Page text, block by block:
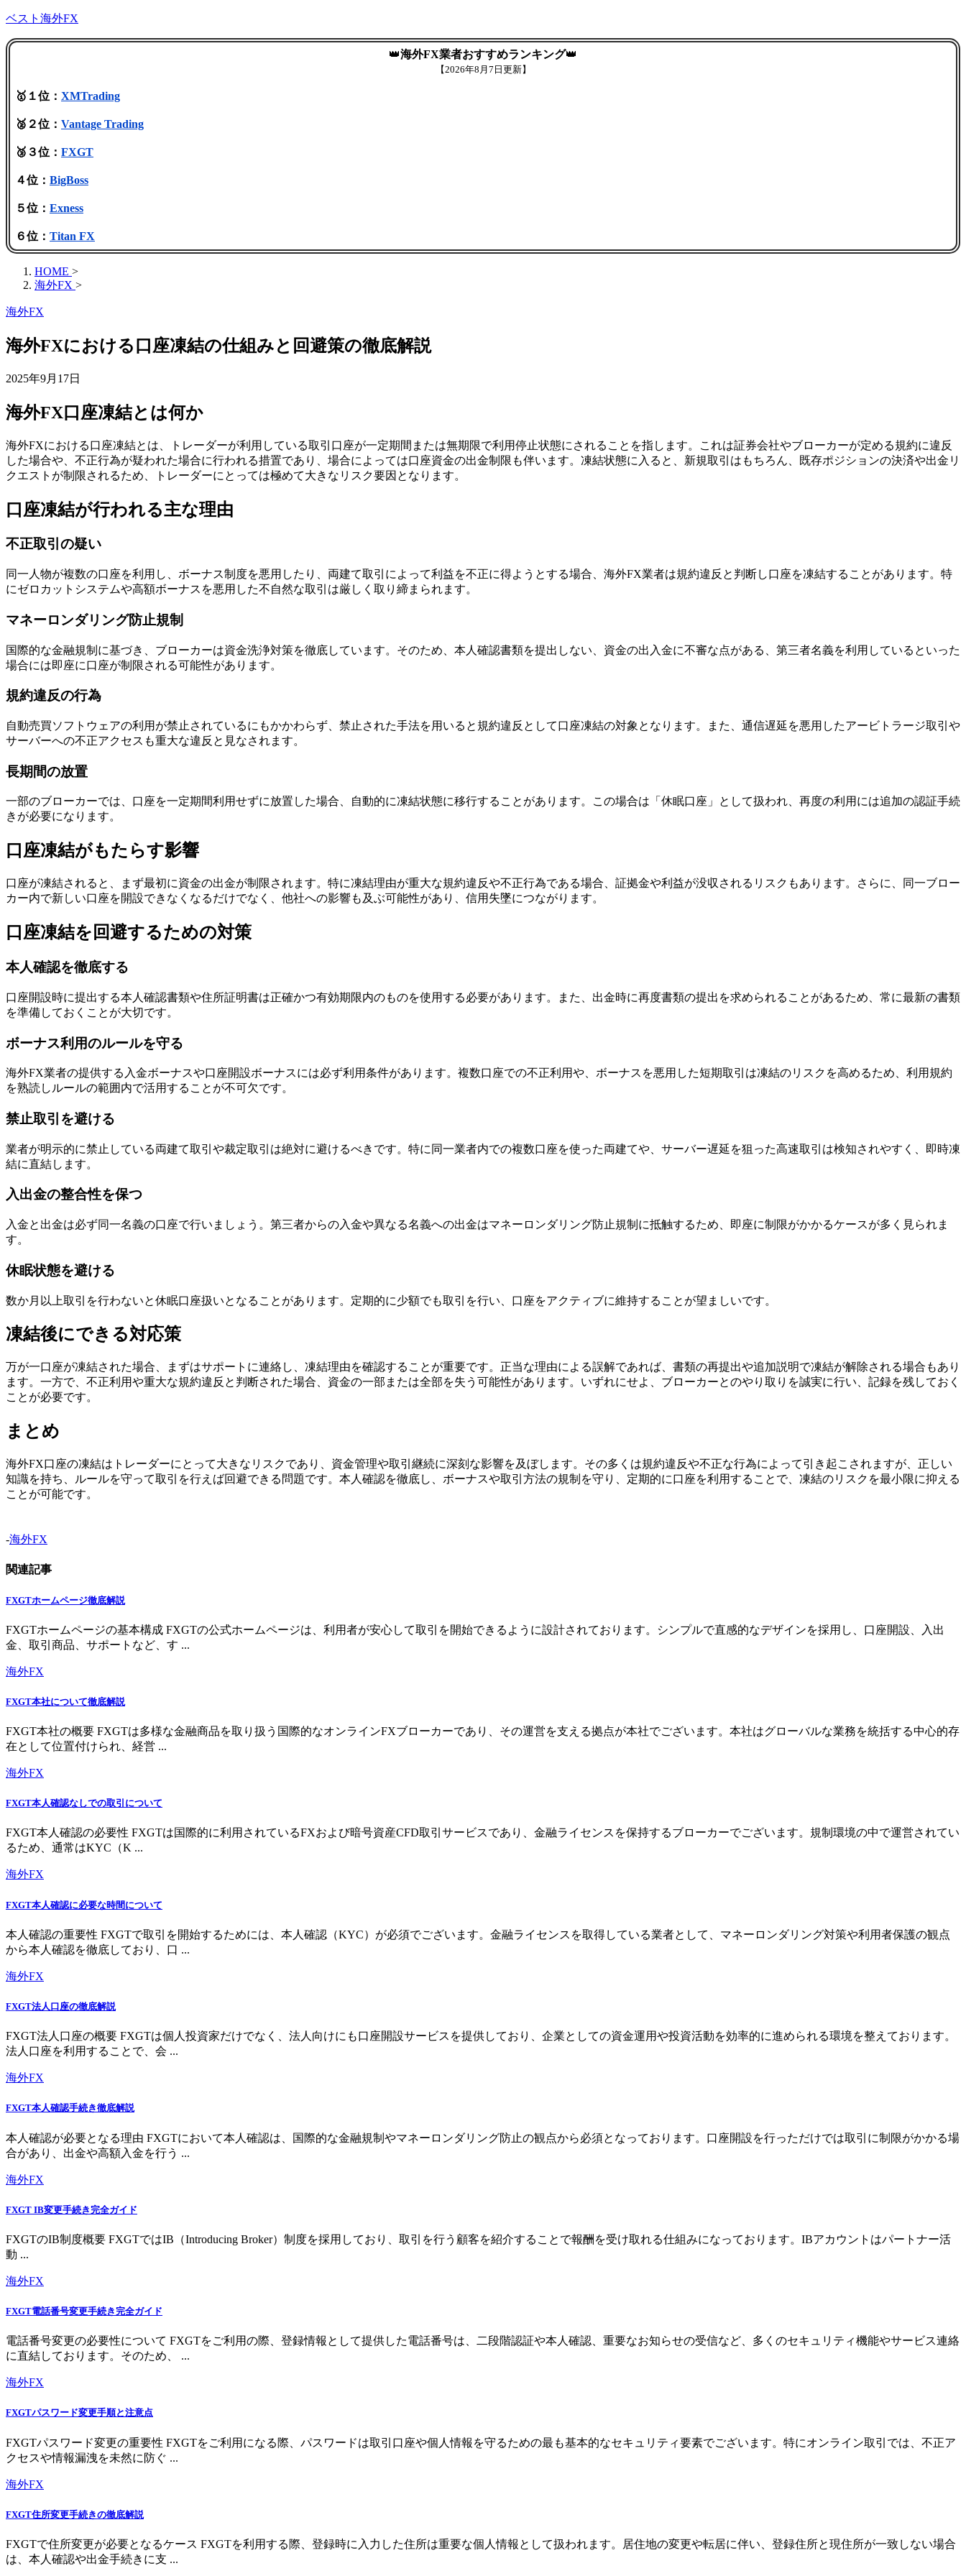
ベスト海外FX
👑海外FX業者おすすめランキング👑
【2026年8月7日更新】
🥇１位： XMTrading
🥈２位： Vantage Trading
🥉３位： FXGT
４位： BigBoss
５位： Exness
６位： Titan FX
HOME >
海外FX >
海外FX
海外FXにおける口座凍結の仕組みと回避策の徹底解説
2025年9月17日
海外FX口座凍結とは何か
海外FXにおける口座凍結とは、トレーダーが利用している取引口座が一定期間または無期限で利用停止状態にされることを指します。これは証券会社やブローカーが定める規約に違反
した場合や、不正行為が疑われた場合に行われる措置であり、場合によっては口座資金の出金制限も伴います。凍結状態に入ると、新規取引はもちろん、既存ポジションの決済や出金リ
クエストが制限されるため、トレーダーにとっては極めて大きなリスク要因となります。
口座凍結が行われる主な理由
不正取引の疑い
同一人物が複数の口座を利用し、ボーナス制度を悪用したり、両建て取引によって利益を不正に得ようとする場合、海外FX業者は規約違反と判断し口座を凍結することがあります。特
にゼロカットシステムや高額ボーナスを悪用した不自然な取引は厳しく取り締まられます。
マネーロンダリング防止規制
国際的な金融規制に基づき、ブローカーは資金洗浄対策を徹底しています。そのため、本人確認書類を提出しない、資金の出入金に不審な点がある、第三者名義を利用しているといった
場合には即座に口座が制限される可能性があります。
規約違反の行為
自動売買ソフトウェアの利用が禁止されているにもかかわらず、禁止された手法を用いると規約違反として口座凍結の対象となります。また、通信遅延を悪用したアービトラージ取引や
サーバーへの不正アクセスも重大な違反と見なされます。
長期間の放置
一部のブローカーでは、口座を一定期間利用せずに放置した場合、自動的に凍結状態に移行することがあります。この場合は「休眠口座」として扱われ、再度の利用には追加の認証手続
きが必要になります。
口座凍結がもたらす影響
口座が凍結されると、まず最初に資金の出金が制限されます。特に凍結理由が重大な規約違反や不正行為である場合、証拠金や利益が没収されるリスクもあります。さらに、同一ブロー
カー内で新しい口座を開設できなくなるだけでなく、他社への影響も及ぶ可能性があり、信用失墜につながります。
口座凍結を回避するための対策
本人確認を徹底する
口座開設時に提出する本人確認書類や住所証明書は正確かつ有効期限内のものを使用する必要があります。また、出金時に再度書類の提出を求められることがあるため、常に最新の書類
を準備しておくことが大切です。
ボーナス利用のルールを守る
海外FX業者の提供する入金ボーナスや口座開設ボーナスには必ず利用条件があります。複数口座での不正利用や、ボーナスを悪用した短期取引は凍結のリスクを高めるため、利用規約
を熟読しルールの範囲内で活用することが不可欠です。
禁止取引を避ける
業者が明示的に禁止している両建て取引や裁定取引は絶対に避けるべきです。特に同一業者内での複数口座を使った両建てや、サーバー遅延を狙った高速取引は検知されやすく、即時凍
結に直結します。
入出金の整合性を保つ
入金と出金は必ず同一名義の口座で行いましょう。第三者からの入金や異なる名義への出金はマネーロンダリング防止規制に抵触するため、即座に制限がかかるケースが多く見られま
す。
休眠状態を避ける
数か月以上取引を行わないと休眠口座扱いとなることがあります。定期的に少額でも取引を行い、口座をアクティブに維持することが望ましいです。
凍結後にできる対応策
万が一口座が凍結された場合、まずはサポートに連絡し、凍結理由を確認することが重要です。正当な理由による誤解であれば、書類の再提出や追加説明で凍結が解除される場合もあり
ます。一方で、不正利用や重大な規約違反と判断された場合、資金の一部または全部を失う可能性があります。いずれにせよ、ブローカーとのやり取りを誠実に行い、記録を残しておく
ことが必要です。
まとめ
海外FX口座の凍結はトレーダーにとって大きなリスクであり、資金管理や取引継続に深刻な影響を及ぼします。その多くは規約違反や不正な行為によって引き起こされますが、正しい
知識を持ち、ルールを守って取引を行えば回避できる問題です。本人確認を徹底し、ボーナスや取引方法の規制を守り、定期的に口座を利用することで、凍結のリスクを最小限に抑える
ことが可能です。
-海外FX
関連記事
FXGTホームページ徹底解説
FXGTホームページの基本構成 FXGTの公式ホームページは、利用者が安心して取引を開始できるように設計されております。シンプルで直感的なデザインを採用し、口座開設、入出
金、取引商品、サポートなど、す ...
海外FX
FXGT本社について徹底解説
FXGT本社の概要 FXGTは多様な金融商品を取り扱う国際的なオンラインFXブローカーであり、その運営を支える拠点が本社でございます。本社はグローバルな業務を統括する中心的存
在として位置付けられ、経営 ...
海外FX
FXGT本人確認なしでの取引について
FXGT本人確認の必要性 FXGTは国際的に利用されているFXおよび暗号資産CFD取引サービスであり、金融ライセンスを保持するブローカーでございます。規制環境の中で運営されてい
るため、通常はKYC（K ...
海外FX
FXGT本人確認に必要な時間について
本人確認の重要性 FXGTで取引を開始するためには、本人確認（KYC）が必須でございます。金融ライセンスを取得している業者として、マネーロンダリング対策や利用者保護の観点
から本人確認を徹底しており、口 ...
海外FX
FXGT法人口座の徹底解説
FXGT法人口座の概要 FXGTは個人投資家だけでなく、法人向けにも口座開設サービスを提供しており、企業としての資金運用や投資活動を効率的に進められる環境を整えております。
法人口座を利用することで、会 ...
海外FX
FXGT本人確認手続き徹底解説
本人確認が必要となる理由 FXGTにおいて本人確認は、国際的な金融規制やマネーロンダリング防止の観点から必須となっております。口座開設を行っただけでは取引に制限がかかる場
合があり、出金や高額入金を行う ...
海外FX
FXGT IB変更手続き完全ガイド
FXGTのIB制度概要 FXGTではIB（Introducing Broker）制度を採用しており、取引を行う顧客を紹介することで報酬を受け取れる仕組みになっております。IBアカウントはパートナー活
動 ...
海外FX
FXGT電話番号変更手続き完全ガイド
電話番号変更の必要性について FXGTをご利用の際、登録情報として提供した電話番号は、二段階認証や本人確認、重要なお知らせの受信など、多くのセキュリティ機能やサービス連絡
に直結しております。そのため、 ...
海外FX
FXGTパスワード変更手順と注意点
FXGTパスワード変更の重要性 FXGTをご利用になる際、パスワードは取引口座や個人情報を守るための最も基本的なセキュリティ要素でございます。特にオンライン取引では、不正ア
クセスや情報漏洩を未然に防ぐ ...
海外FX
FXGT住所変更手続きの徹底解説
FXGTで住所変更が必要となるケース FXGTを利用する際、登録時に入力した住所は重要な個人情報として扱われます。居住地の変更や転居に伴い、登録住所と現住所が一致しない場合
は、本人確認や出金手続きに支 ...